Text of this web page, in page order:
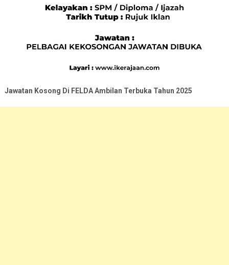
Jawatan Kosong Di FELDA Ambilan Terbuka Tahun 2025